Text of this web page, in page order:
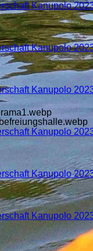
Kanupolo
Kanupolo
Kanupolo
Kanupolo
Kanupolo
Kanupolo